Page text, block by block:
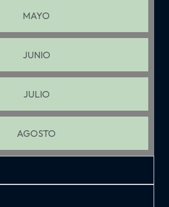
MAYO
JUNIO
JULIO
AGOSTO